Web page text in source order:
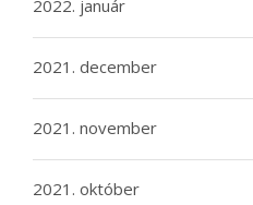
2022. január
2021. december
2021. november
2021. október